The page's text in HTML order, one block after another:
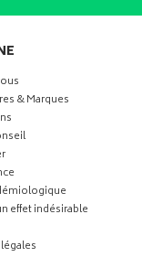
& Marques
effet indésirable